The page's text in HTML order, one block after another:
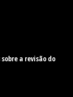
a revisão do